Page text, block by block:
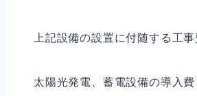
上記設備の設置に付随する工事
太陽光発電、蓄電設備の導入費